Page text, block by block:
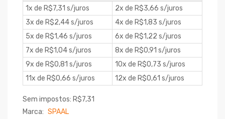
1x de R$7,31 s/juros
2x de R$3,66 s/juros
3x de R$2,44 s/juros
4x de R$1,83 s/juros
5x de R$1,46 s/juros
6x de R$1,22 s/juros
7x de R$1,04 s/juros
8x de R$0,91 s/juros
9x de R$0,81 s/juros
10x de R$0,73 s/juros
11x de R$0,66 s/juros
12x de R$0,61 s/juros
Sem impostos: R$7,31
Marca: SPAAL